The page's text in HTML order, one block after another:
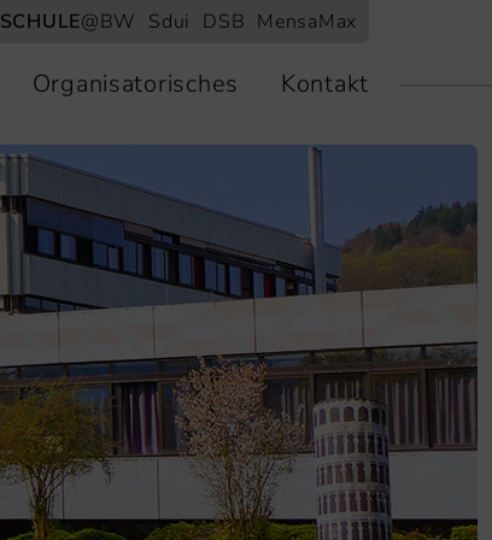
SCHULE@BW Sdui DSB MensaMax
Organisatorisches Kontakt